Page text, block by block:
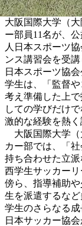
大阪国際大学（
ー部員11名が、
人日本スポーツ
ンス講習会を受
日本スポーツ協
学生は、「監督
考え準備した上
しての学びだけ
激的な経験を熱く
大阪国際大学（
カー部では、「
持ち合わせた立
西学生サッカー
傍ら、指導補助
生を派遣するな
学生のさらなる
日本サッカー協